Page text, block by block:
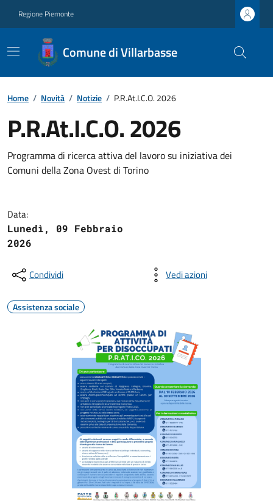
Regione Piemonte
Comune di Villarbasse
Home / Novità / Notizie / P.R.At.I.C.O. 2026
P.R.At.I.C.O. 2026
Programma di ricerca attiva del lavoro su iniziativa dei
Comuni della Zona Ovest di Torino
Data:
Lunedì, 09 Febbraio
2026
Condividi Vedi azioni
Assistenza sociale